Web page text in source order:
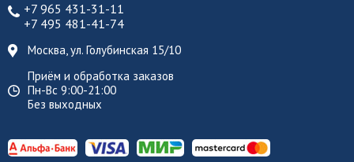
+7 965 431-31-11
+7 495 481-41-74
Москва, ул. Голубинская 15/10
Приём и обработка заказов
Пн-Вс 9:00-21:00
Без выходных